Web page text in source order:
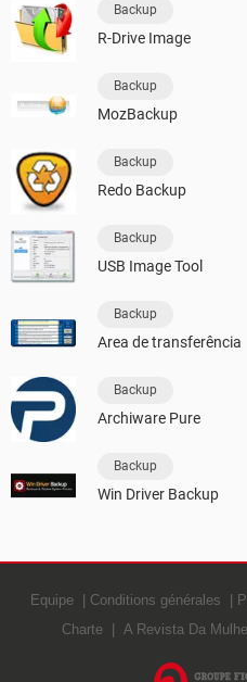
Backup
R-Drive Image
Backup
MozBackup
Backup
Redo Backup
Backup
USB Image Tool
Backup
Area de transferência
Backup
Archiware Pure
Backup
Win Driver Backup
Equipe Conditions générales
Charte
A Revista Da